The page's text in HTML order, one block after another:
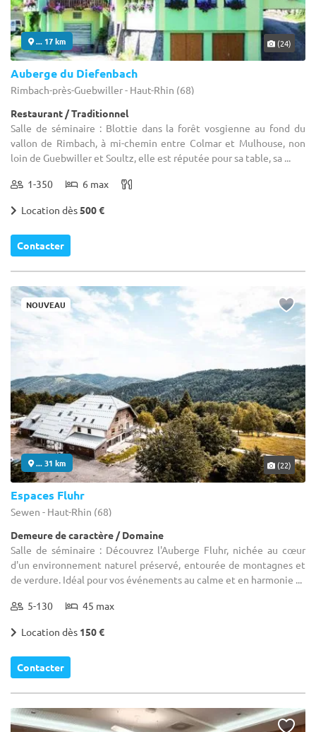
... 17 km (24)
Auberge du Diefenbach
Rimbach-près-Guebwiller - Haut-Rhin (68)
Restaurant / Traditionnel
Salle de séminaire : Blottie dans la forêt vosgienne au fond du
vallon de Rimbach, à mi-chemin entre Colmar et Mulhouse, non
loin de Guebwiller et Soultz, elle est réputée pour sa table, sa ...
1-350 6 max
Location dès500 €
Contacter
NOUVEAU
... 31 km (22)
Espaces Fluhr
Sewen - Haut-Rhin (68)
Demeure de caractère / Domaine
Salle de séminaire : Découvrez l'Auberge Fluhr, nichée au cœur
d'un environnement naturel préservé, entourée de montagnes et
de verdure. Idéal pour vos événements au calme et en harmonie ...
5-130 45 max
Location dès 150 €
Contacter